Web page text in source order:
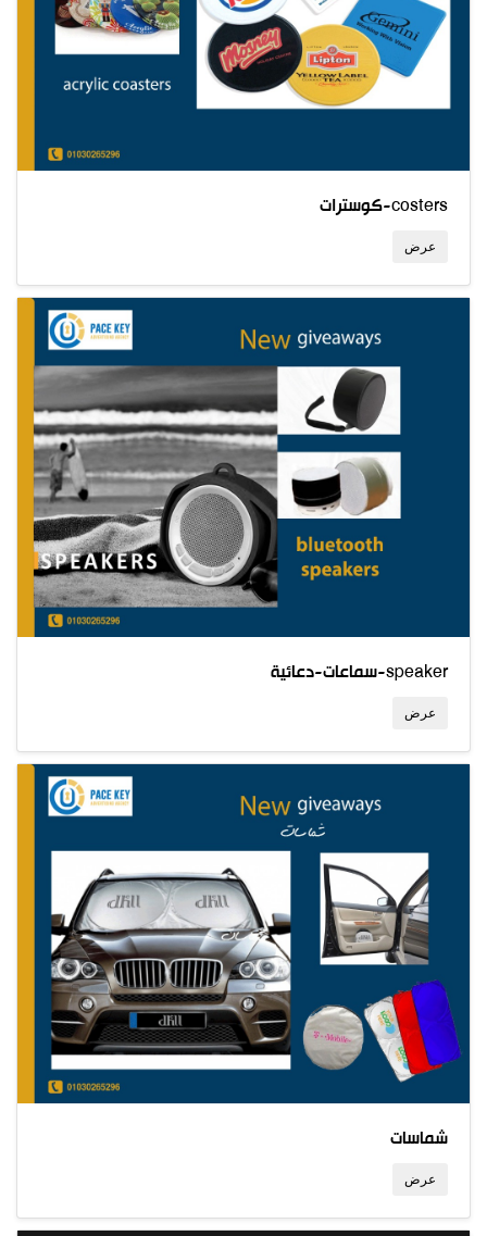
كوسترات-costers
عرض
سماعات-دعائية-speaker
عرض
شماسات
عرض